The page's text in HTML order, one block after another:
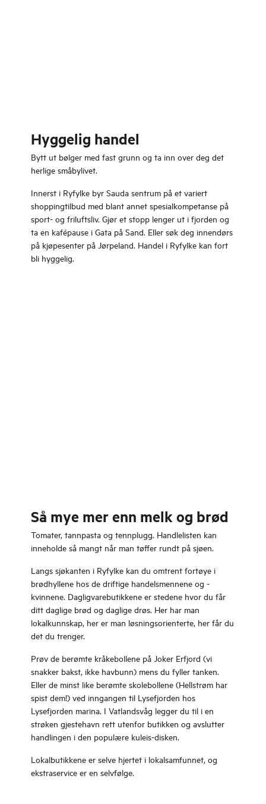
Hyggelig handel
Bytt ut bølger med fast grunn og ta inn over deg det
herlige småbylivet.
Innerst i Ryfylke byr Sauda sentrum på et variert
shoppingtilbud med blant annet spesialkompetanse på
sport- og friluftsliv. Gjør et stopp lenger ut i fjorden og
ta en kafépause i Gata på Sand. Eller søk deg innendørs
på kjøpesenter på Jørpeland. Handel i Ryfylke kan fort
bli hyggelig.
Så mye mer enn melk og brød
Tomater, tannpasta og tennplugg. Handlelisten kan
inneholde så mangt når man tøffer rundt på sjøen.
Langs sjøkanten i Ryfylke kan du omtrent fortøye i
brødhyllene hos de driftige handelsmennene og -
kvinnene. Dagligvarebutikkene er stedene hvor du får
ditt daglige brød og daglige drøs. Her har man
lokalkunnskap, her er man løsningsorienterte, her får du
det du trenger.
Prøv de berømte kråkebollene på Joker Erfjord (vi
snakker bakst, ikke havbunn) mens du fyller tanken.
Eller de minst like berømte skolebollene (Hellstrøm har
spist dem!) ved inngangen til Lysefjorden hos
Lysefjorden marina. I Vatlandsvåg legger du til i en
strøken gjestehavn rett utenfor butikken og avslutter
handlingen i den populære kuleis-disken.
Lokalbutikkene er selve hjertet i lokalsamfunnet, og
ekstraservice er en selvfølge.